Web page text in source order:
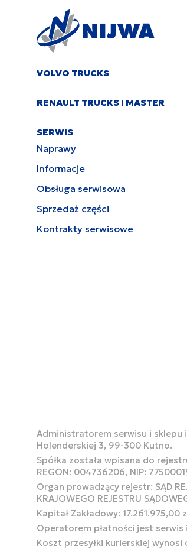
VOLVO TRUCKS
RENAULT TRUCKS I MASTER
SERWIS
Naprawy
Informacje
Obsługa serwisowa
Sprzedaż części
Kontrakty serwisowe
Administratorem serwisu i sklepu
Holenderskiej 3, 99-300 Kutno.
Spółka została wpisana do
REGON: 004736206, NIP:
Organ prowadzący rejestr: SĄD
KRAJOWEGO REJESTRU
Kapitał Zakładowy: 17.261.975,00
Operatorem płatności jest serwis
Koszt przesyłki kurierskiej wynosi